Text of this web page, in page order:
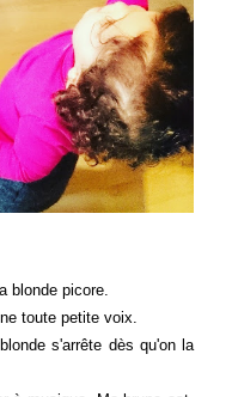
blonde picore.
toute petite voix.
s'arrête dès qu'on la